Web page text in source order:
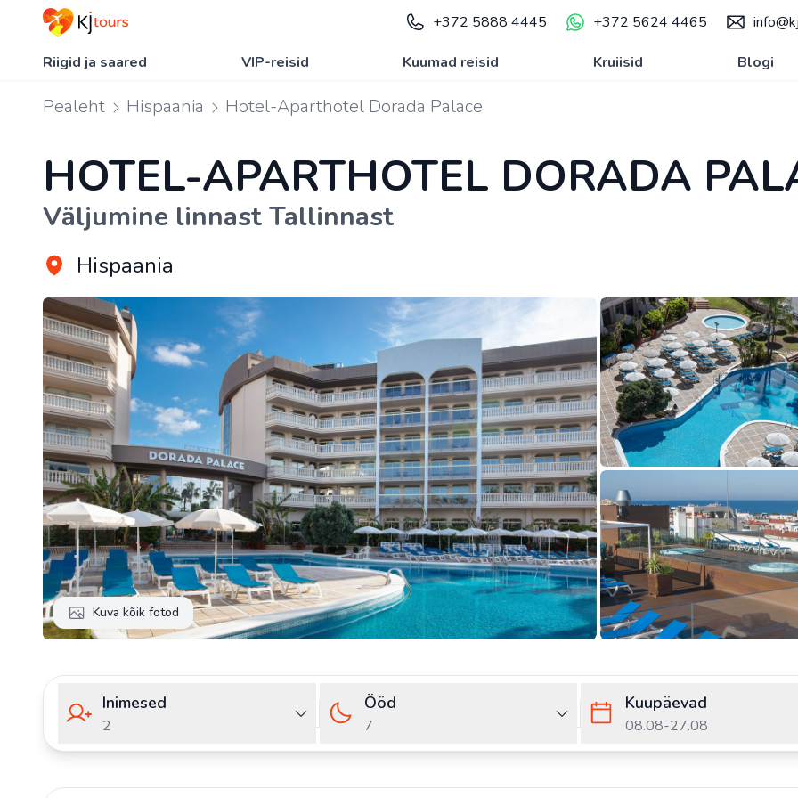
+372 5888 4445 +372 5624 4465
Riigid ja saared VIP-reisid Kuumad reisid Kruiisid Blogi
Pealeht Hispaania Hotel-Aparthotel Dorada Palace
HOTEL-APARTHOTEL DORADA
Väljumine linnast Tallinnast
Hispaania
Kuva kõik fotod
Inimesed
2
Ööd
7
Kuupäevad
08.08-27.08